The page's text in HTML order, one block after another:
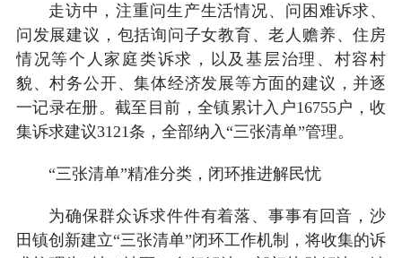
走访中，注重问生产生活情况、问困难诉求、
问发展建议，包括询问子女教育、老人赡养、住房
情况等个人家庭类诉求，以及基层治理、村容村
貌、村务公开、集体经济发展等方面的建议，并逐
一记录在册。截至目前，全镇累计入户16755户，收
集诉求建议3121条，全部纳入“三张清单”管理。
“三张清单”精准分类，闭环推进解民忧
为确保群众诉求件件有着落、事事有回音，沙
田镇创新建立“三张清单”闭环工作机制，将收集的诉